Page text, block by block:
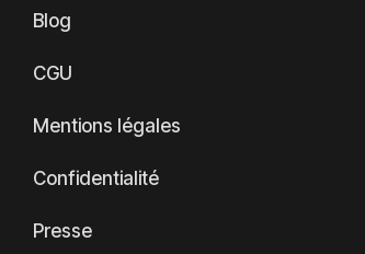
Blog
CGU
Mentions légales
Confidentialité
Presse